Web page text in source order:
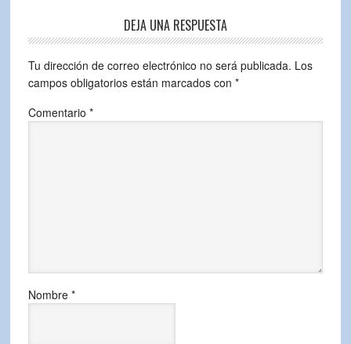
DEJA UNA RESPUESTA
Tu dirección de correo electrónico no será publicada. Los
campos obligatorios están marcados con *
Comentario *
Nombre *